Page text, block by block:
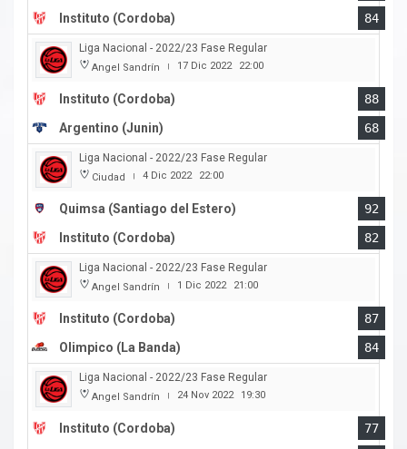
Instituto (Cordoba) 84
Liga Nacional - 2022/23 Fase Regular
Angel Sandrín | 17 Dic 2022 22:00
Instituto (Cordoba)
88
Argentino (Junin)
68
Liga Nacional - 2022/23 Fase Regular
Ciudad | 4 Dic 2022 22:00
Quimsa (Santiago del Estero)
92
Instituto (Cordoba)
82
Liga Nacional - 2022/23 Fase Regular
Angel Sandrín | 1 Dic 2022 21:00
Instituto (Cordoba)
87
Olimpico (La Banda)
84
Liga Nacional - 2022/23 Fase Regular
Angel Sandrín | 24 Nov 2022 19:30
Instituto (Cordoba)
77